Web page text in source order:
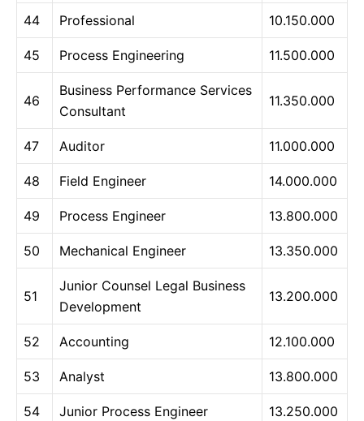
44 Professional 10.150.000
45 Process Engineering 11.500.000
46
Business Performance Services
Consultant
11.350.000
47 Auditor 11.000.000
48 Field Engineer 14.000.000
49 Process Engineer 13.800.000
50 Mechanical Engineer 13.350.000
51
Junior Counsel Legal Business
Development
13.200.000
52 Accounting 12.100.000
53 Analyst 13.800.000
54 Junior Process Engineer 13.250.000